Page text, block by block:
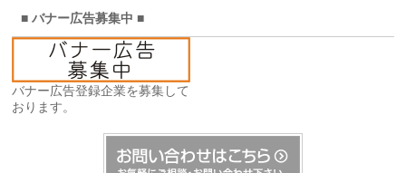
■ バナー広告募集中 ■
バナー広告登録企業を募集して
おります。